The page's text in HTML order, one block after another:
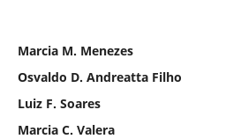
Marcia M. Menezes
Osvaldo D. Andreatta Filho
Luiz F. Soares
Marcia C. Valera